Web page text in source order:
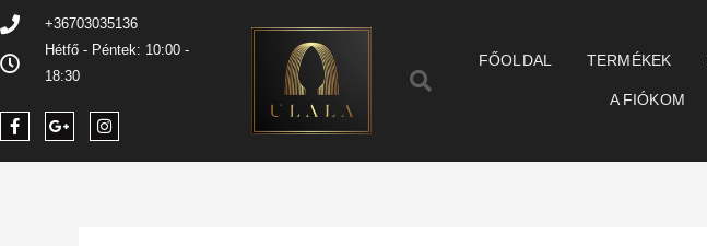
+36703035136
Hétfő - Péntek: 10:00 -
18:30
FŐOLDAL TERMÉKEK
A FIÓKOM